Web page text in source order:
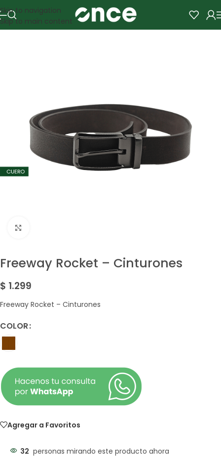
Skip to navigation
Skip to main content
Freeway Rocket – Cinturones
$ 1.299
Freeway Rocket – Cinturones
COLOR
Agregar a Favoritos
32 personas mirando este producto ahora